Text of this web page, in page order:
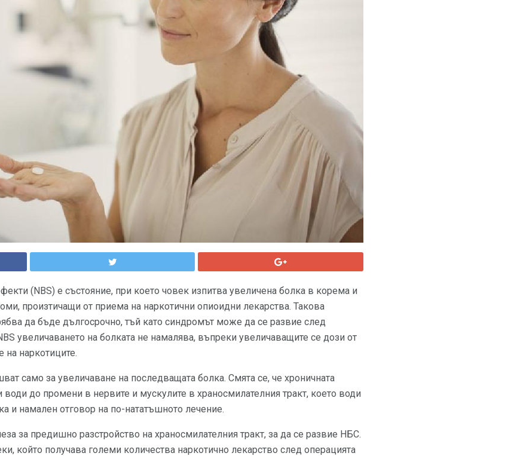
(NBS) е състояние, при което човек изпитва увеличена болка в корема и
произтичащи от приема на наркотични опиоидни лекарства. Такова
да бъде дългосрочно, тъй като синдромът може да се развие след
увеличаването на болката не намалява, въпреки увеличаващите се дози от
на наркотиците.
само за увеличаване на последващата болка. Смята се, че хроничната
води до промени в нервите и мускулите в храносмилателния тракт, което води
и намален отговор на по-нататъшното лечение.
за предишно разстройство на храносмилателния тракт, за да се развие НБС.
който получава големи количества наркотично лекарство след операцията